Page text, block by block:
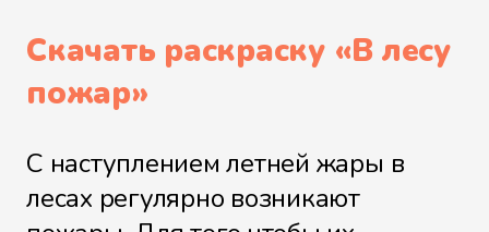
Скачать раскраску «В лесу
пожар»
С наступлением летней жары в
лесах регулярно возникают